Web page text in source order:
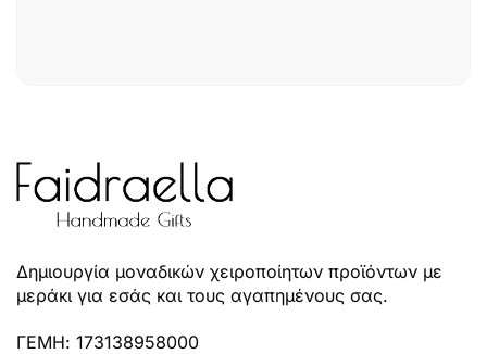
Δημιουργία μοναδικών χειροποίητων προϊόντων με
μεράκι για εσάς και τους αγαπημένους σας.
ΓΕΜΗ: 173138958000